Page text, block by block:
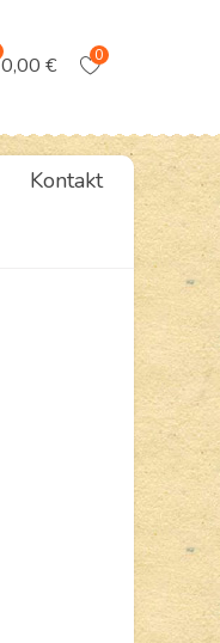
0,00 € 0
Kontakt